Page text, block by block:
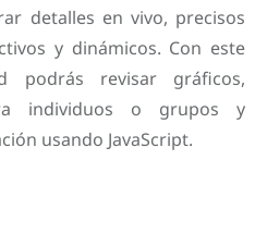
detalles en vivo, precisos
y dinámicos. Con este
podrás revisar gráficos,
individuos o grupos y
usando JavaScript.